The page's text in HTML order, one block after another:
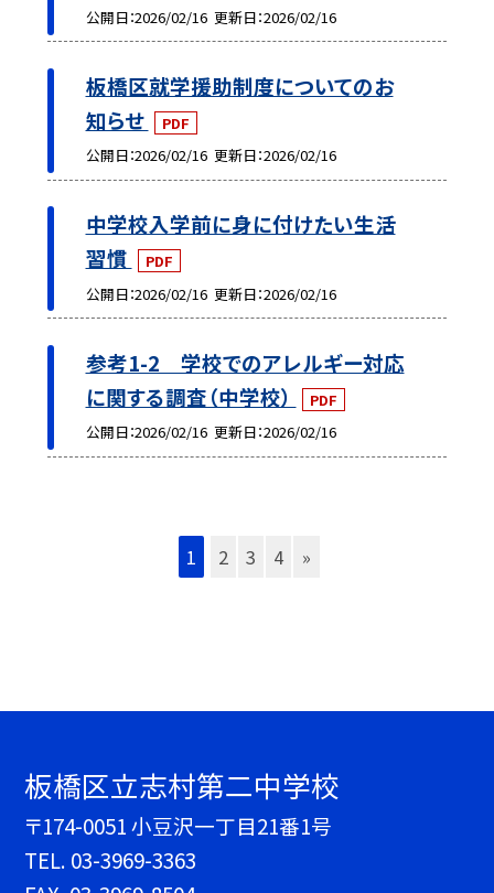
公開日 2026/02/16 更新日 2026/02/16
板橋区就学援助制度についてのお
知らせ
PDF
公開日 2026/02/16 更新日 2026/02/16
中学校入学前に身に付けたい生活
習慣
PDF
公開日 2026/02/16 更新日 2026/02/16
参考1-2 学校でのアレルギー対応
に関する調査（中学校）
PDF
公開日 2026/02/16 更新日 2026/02/16
1 2 3 4 »
板橋区立志村第二中学校
〒174-0051 小豆沢一丁目21番1号
TEL. 03-3969-3363